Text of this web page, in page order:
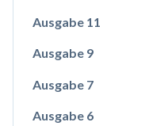
Ausgabe 11
Ausgabe 9
Ausgabe 7
Ausgabe 6